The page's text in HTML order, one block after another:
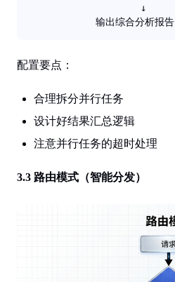
                    ↓
            输出综合分析报告
配置要点 ：
合理拆分并行任务
设计好结果汇总逻辑
注意并行任务的超时处理
3.3 路由模式（智能分发）